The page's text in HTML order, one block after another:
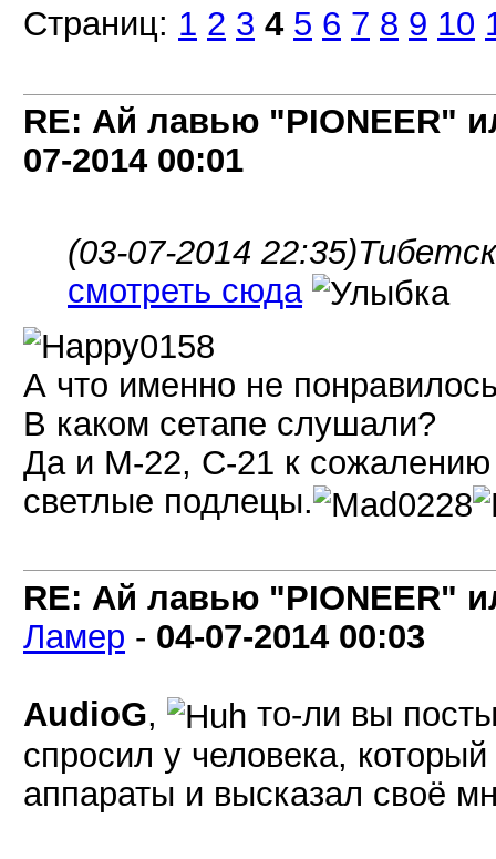
Страниц: 1 2 3 4 5 6 7 8 9 10
RE: Ай лавью "PIONEER"
07-2014 00:01
(03-07-2014 22:35)
смотреть сюда
А что именно не
В каком сетапе слушали?
Да и М-22, С-21 к сожалению
светлые подлецы.
RE: Ай лавью "PIONEER"
Ламер - 04-07-2014 00:03
AudioG,
то-ли вы
спросил у человека,
аппараты и высказал своё